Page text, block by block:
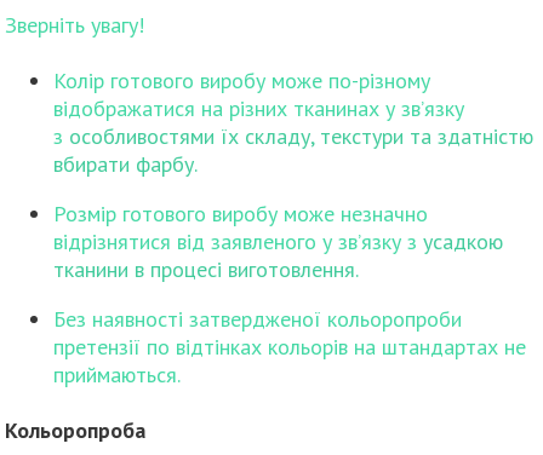
Зверніть увагу!
Колір готового виробу може по-різному
відображатися на різних тканинах у зв’язку
з особливостями їх складу, текстури та здатністю
вбирати фарбу.
Розмір готового виробу може незначно
відрізнятися від заявленого у зв’язку зусадкою
тканини в процесі виготовлення.
Без наявності затвердженої кольоропроби
претензії по відтінках кольорів на штандартах не
приймаються.
Кольоропроба